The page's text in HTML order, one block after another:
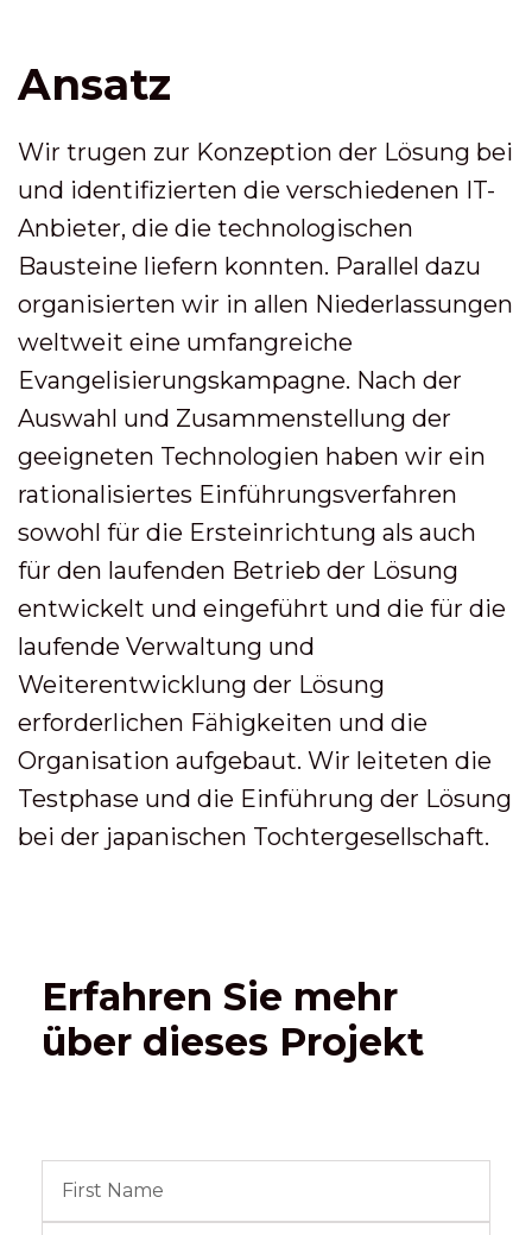
Ansatz
Wir trugen zur Konzeption der Lösung bei
und identifizierten die verschiedenen IT-
Anbieter, die die technologischen
Bausteine liefern konnten. Parallel dazu
organisierten wir in allen Niederlassungen
weltweit eine umfangreiche
Evangelisierungskampagne. Nach der
Auswahl und Zusammenstellung der
geeigneten Technologien haben wir ein
rationalisiertes Einführungsverfahren
sowohl für die Ersteinrichtung als auch
für den laufenden Betrieb der Lösung
entwickelt und eingeführt und die für die
laufende Verwaltung und
Weiterentwicklung der Lösung
erforderlichen Fähigkeiten und die
Organisation aufgebaut. Wir leiteten die
Testphase und die Einführung der Lösung
bei der japanischen Tochtergesellschaft.
Erfahren Sie mehr
über dieses Projekt